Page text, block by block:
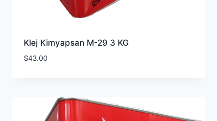
Klej Kimyapsan M-29 3 KG
$43.00